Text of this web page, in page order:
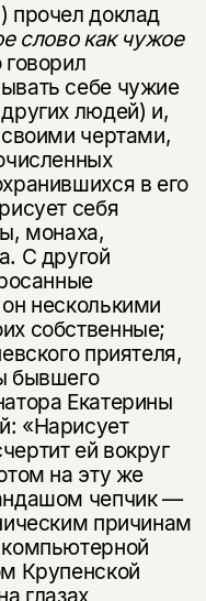
доклад
слово как чужое
себе чужие
людей) и,
чертами,
в его
себя
монаха,
С другой
несколькими
собственные;
приятеля,
бывшего
Екатерины
«Нарисует
ей вокруг
на эту же
чепчик —
причинам
Крупенской
глазах